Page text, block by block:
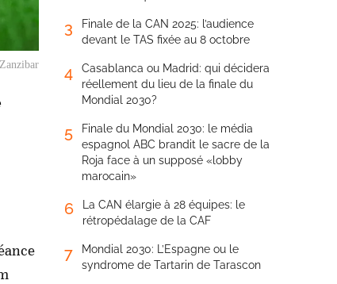
3
Finale de la CAN 2025: l’audience
devant le TAS fixée au 8 octobre
4
Casablanca ou Madrid: qui décidera
réellement du lieu de la finale du
Mondial 2030?
5
Finale du Mondial 2030: le média
espagnol ABC brandit le sacre de la
Roja face à un supposé «lobby
marocain»
6
La CAN élargie à 28 équipes: le
rétropédalage de la CAF
7
Mondial 2030: L’Espagne ou le
syndrome de Tartarin de Tarascon